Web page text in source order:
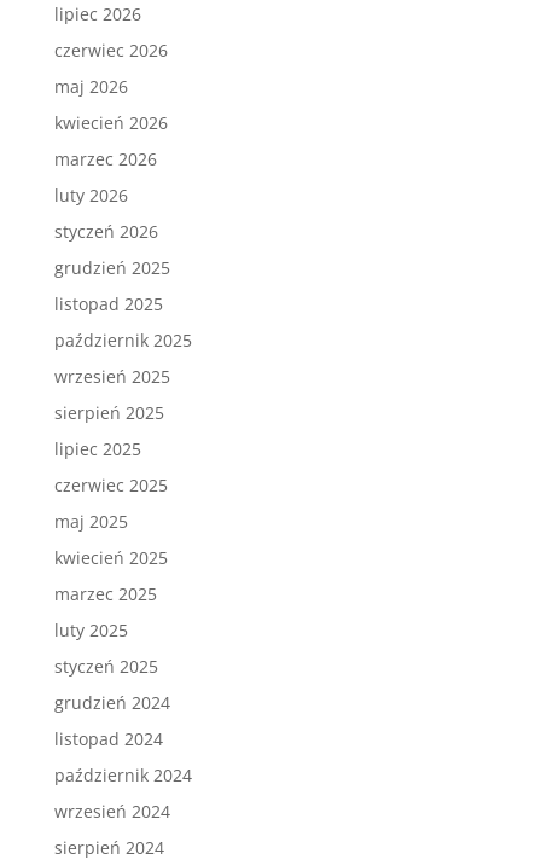
lipiec 2026
czerwiec 2026
maj 2026
kwiecień 2026
marzec 2026
luty 2026
styczeń 2026
grudzień 2025
listopad 2025
październik 2025
wrzesień 2025
sierpień 2025
lipiec 2025
czerwiec 2025
maj 2025
kwiecień 2025
marzec 2025
luty 2025
styczeń 2025
grudzień 2024
listopad 2024
październik 2024
wrzesień 2024
sierpień 2024